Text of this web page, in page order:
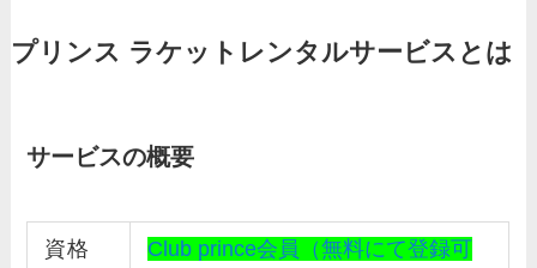
プリンス ラケットレンタルサービスとは
サービスの概要
資格
Club prince会員（無料にて登録可